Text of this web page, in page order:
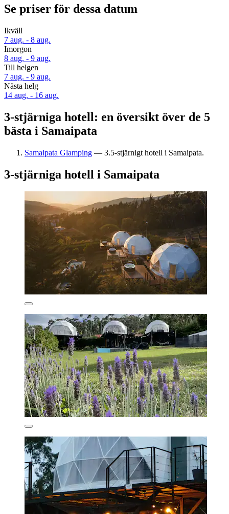
Se priser för dessa datum
Ikväll
7 aug. - 8 aug.
Imorgon
8 aug. - 9 aug.
Till helgen
7 aug. - 9 aug.
Nästa helg
14 aug. - 16 aug.
3-stjärniga hotell: en översikt över de 5
bästa i Samaipata
Samaipata Glamping — 3.5-stjärnigt hotell i Samaipata.
3-stjärniga hotell i Samaipata